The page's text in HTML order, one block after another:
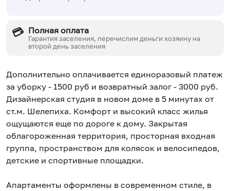
💳 Полная оплата
Гарантия заселения, перечислим деньги хозяину на
второй день заселения
Дополнительно оплачивается единоразовый платеж
за уборку - 1500 руб и возвратный залог - 3000 руб.
Дизайнерская студия в новом доме в 5 минутах от
ст.м. Шелепиха. Комфорт и высокий класс жилья
ощущаются еще по дороге к дому. Закрытая
облагороженная территория, просторная входная
группа, пространством для колясок и велосипедов,
детские и спортивные площадки.
Апартаменты оформлены в современном стиле, в